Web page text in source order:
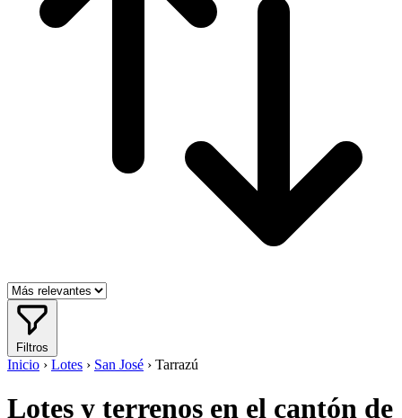
Filtros
Inicio › Lotes › San José › Tarrazú
Lotes y terrenos en el cantón de